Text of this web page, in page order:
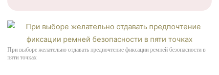
При выборе желательно отдавать предпочтение фиксации ремней безопасности в
пяти точках